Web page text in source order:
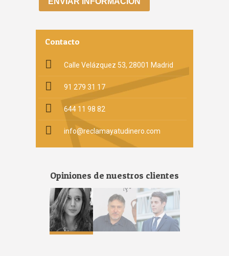
Contacto
Calle Velázquez 53, 28001 Madrid
91 279 31 17
644 11 98 82
info@reclamayatudinero.com
Opiniones de nuestros clientes